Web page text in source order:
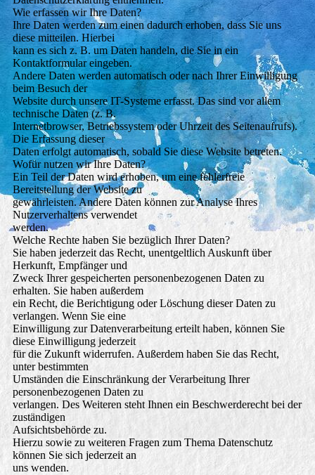
Wie erfassen wir Ihre Daten?
Ihre Daten werden zum einen dadurch erhoben, dass Sie uns
diese mitteilen. Hierbei
kann es sich z. B. um Daten handeln, die Sie in ein
Kontaktformular eingeben.
Andere Daten werden automatisch oder nach Ihrer Einwilligung
beim Besuch der
Website durch unsere IT-Systeme erfasst. Das sind vor allem
technische Daten (z. B.
Internetbrowser, Betriebssystem oder Uhrzeit des Seitenaufrufs).
Die Erfassung dieser
Daten erfolgt automatisch, sobald Sie diese Website betreten.
Wofür nutzen wir Ihre Daten?
Ein Teil der Daten wird erhoben, um eine fehlerfreie
Bereitstellung der Website zu
gewährleisten. Andere Daten können zur Analyse Ihres
Nutzerverhaltens verwendet
werden.
Welche Rechte haben Sie bezüglich Ihrer Daten?
Sie haben jederzeit das Recht, unentgeltlich Auskunft über
Herkunft, Empfänger und
Zweck Ihrer gespeicherten personenbezogenen Daten zu
erhalten. Sie haben außerdem
ein Recht, die Berichtigung oder Löschung dieser Daten zu
verlangen. Wenn Sie eine
Einwilligung zur Datenverarbeitung erteilt haben, können Sie
diese Einwilligung jederzeit
für die Zukunft widerrufen. Außerdem haben Sie das Recht,
unter bestimmten
Umständen die Einschränkung der Verarbeitung Ihrer
personenbezogenen Daten zu
verlangen. Des Weiteren steht Ihnen ein Beschwerderecht bei der
zuständigen
Aufsichtsbehörde zu.
Hierzu sowie zu weiteren Fragen zum Thema Datenschutz
können Sie sich jederzeit an
uns wenden.